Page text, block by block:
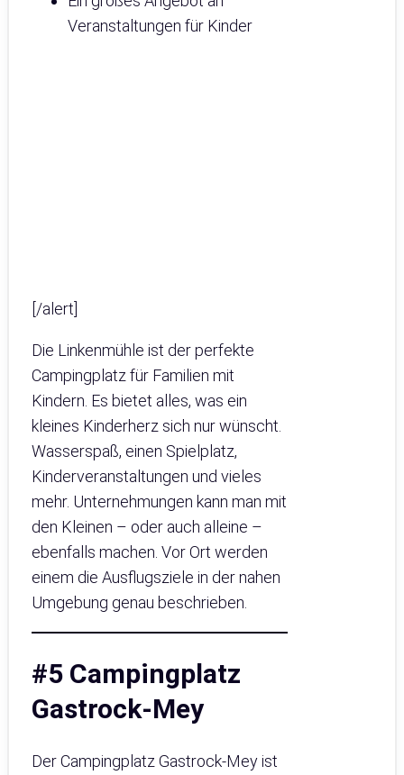
Veranstaltungen für Kinder
[/alert]
Die Linkenmühle ist der perfekte
Campingplatz für Familien mit
Kindern. Es bietet alles, was ein
kleines Kinderherz sich nur wünscht.
Wasserspaß, einen Spielplatz,
Kinderveranstaltungen und vieles
mehr. Unternehmungen kann man mit
den Kleinen – oder auch alleine –
ebenfalls machen. Vor Ort werden
einem die Ausflugsziele in der nahen
Umgebung genau beschrieben.
#5 Campingplatz
Gastrock-Mey
Der Campingplatz Gastrock-Mey ist